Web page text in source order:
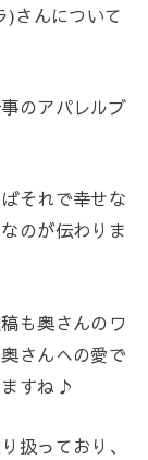
)さんについて
のアパレルブ
それで幸せな
のが伝わりま
も奥さんのワ
さんへの愛で
ますね♪
扱っており、